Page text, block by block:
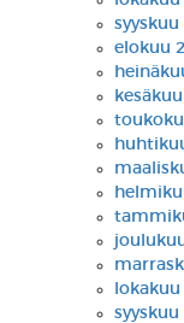
syyskuu
elokuu
lokakuu
syyskuu